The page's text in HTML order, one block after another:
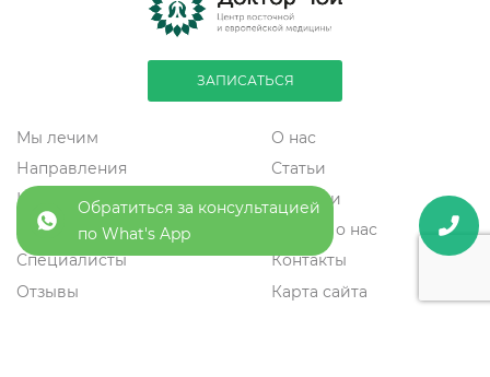
ЗАПИСАТЬСЯ
Мы лечим
Направления
Цены
Акции
Специалисты
Отзывы
О нас
Статьи
Новости
Пресса о нас
Контакты
Карта сайта
Обратиться за консультацией
по What's App